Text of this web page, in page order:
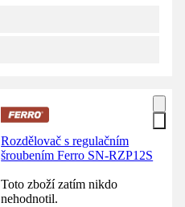
Rozdělovač s regulačním
šroubením Ferro SN-RZP12S
Toto zboží zatím nikdo
nehodnotil.